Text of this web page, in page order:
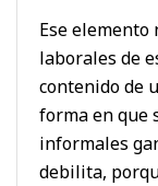
Ese elemento
laborales de
contenido de
forma en que
informales
debilita,